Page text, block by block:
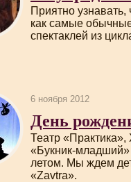
Приятно
как самые
спектаклей из
6 ноября 2012
День
Театр «Практика»,
«Букник-младший
летом. Мы ждем
«Zavtra».